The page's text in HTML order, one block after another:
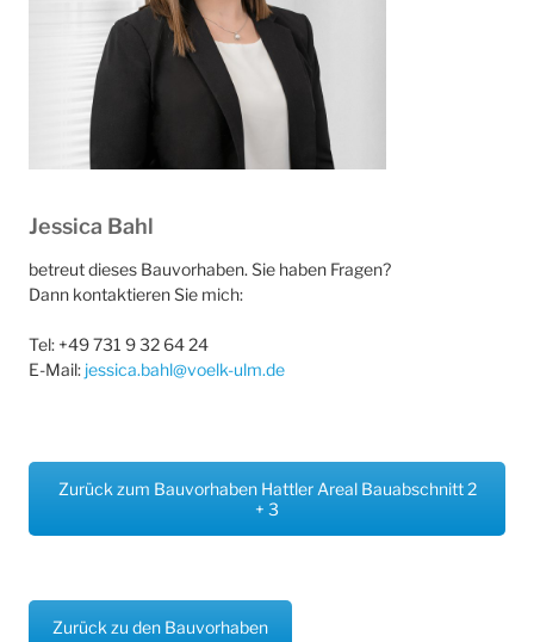
Jessica Bahl
betreut dieses Bauvorhaben. Sie haben Fragen?
Dann kontaktieren Sie mich:
Tel: +49 731 9 32 64 24
E-Mail: jessica.bahl@voelk-ulm.de
Zurück zum Bauvorhaben Hattler Areal Bauabschnitt 2
+ 3
Zurück zu den Bauvorhaben